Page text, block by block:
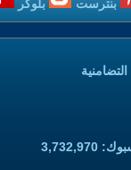
بنترست بلوكر